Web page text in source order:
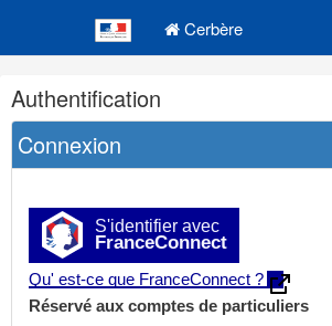
Cerbère
Navigation
et
outils
annexes
Authentification
Connexion
S'identifier avec
FranceConnect
Qu' est-ce que FranceConnect ?
Réservé aux comptes de particuliers